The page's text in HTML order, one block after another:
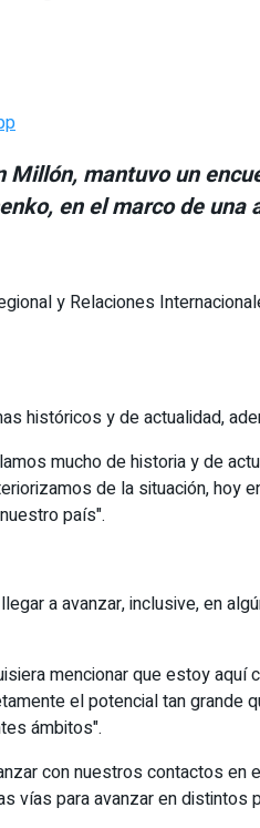
mantuvo un
en el marco de
y Relaciones
históricos y de actualidad,
mucho de historia y de
de la situación, hoy
país".
a avanzar, inclusive, en
mencionar que estoy
el potencial tan
ámbitos".
con nuestros contactos
vías para avanzar en distintos